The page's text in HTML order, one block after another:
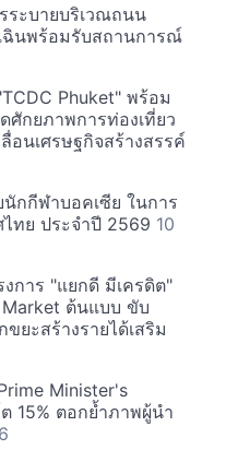
ระบายบริเวณถนน
ฉินพร้อมรับสถานการณ์
Phuket" พร้อม
ศักยภาพการท่องเที่ยว
อนเศรษฐกิจสร้างสรรค์
กกีฬาบอคเซีย ในการ
ทย ประจำปี 2569 10
การ "แยกดี มีเครดิต"
ต้นแบบ ขับ
ยะสร้างรายได้เสริม
Minister's
15% ตอกย้ำภาพผู้นำ